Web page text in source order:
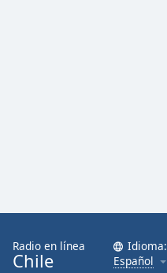
Radio en línea
Chile
Idioma:
Español